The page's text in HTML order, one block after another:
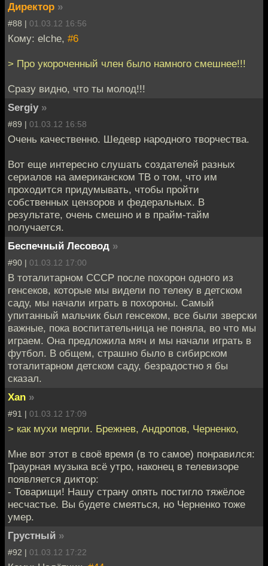
Директор »
#88 | 01.03.12 16:56
Кому: elche, #6
> Про укороченный член было намного смешнее!!!
Сразу видно, что ты молод!!!
Sergiy »
#89 | 01.03.12 16:58
Очень качественно. Шедевр народного творчества.
Вот еще интересно слушать создателей разных
сериалов на американском ТВ о том, что им
проходится придумывать, чтобы пройти
собственных цензоров и федеральных. В
результате, очень смешно и в прайм-тайм
получается.
Беспечный Лесовод »
#90 | 01.03.12 17:00
В тоталитарном СССР после похорон одного из
генсеков, которые мы видели по телеку в детском
саду, мы начали играть в похороны. Самый
упитанный мальчик был генсеком, все были зверски
важные, пока воспитательница не поняла, во что мы
играем. Она предложила мяч и мы начали играть в
футбол. В общем, страшно было в сибирском
тоталитарном детском саду, безрадостно я бы
сказал.
Xan »
#91 | 01.03.12 17:09
> как мухи мерли. Брежнев, Андропов, Черненко,
Мне вот этот в своё время (в то самое) понравился:
Траурная музыка всё утро, наконец в телевизоре
появляется диктор:
- Товарищи! Нашу страну опять постигло тяжёлое
несчастье. Вы будете смеяться, но Черненко тоже
умер.
Грустный »
#92 | 01.03.12 17:22